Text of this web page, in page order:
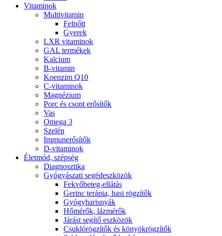
Vitaminok
Multivitamin
Felnőtt
Gyerek
LXR vitaminok
GAL termékek
Kalcium
B-vitamin
Koenzim Q10
C-vitaminok
Magnézium
Porc és csont erősítők
Vas
Omega 3
Szelén
Immunerősítők
D-vitaminok
Életmód, szépség
Diagnosztika
Gyógyászati segédeszközök
Fekvőbeteg-ellátás
Gerinc terápia, hasi rögzítők
Gyógyharisnyák
Hőmérők, lázmérők
Járást segítő eszközök
Csuklórögzítők és könyökrögzítők